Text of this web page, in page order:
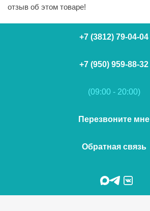
отзыв об этом товаре!
+7 (3812) 79-04-04
+7 (950) 959-88-32
(09:00 - 20:00)
Перезвоните мне
Обратная связь